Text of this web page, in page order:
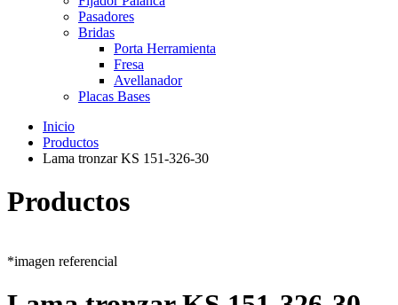
Pasadores
Bridas
Porta Herramienta
Fresa
Avellanador
Placas Bases
Inicio
Productos
Lama tronzar KS 151-326-30
Productos
*imagen referencial